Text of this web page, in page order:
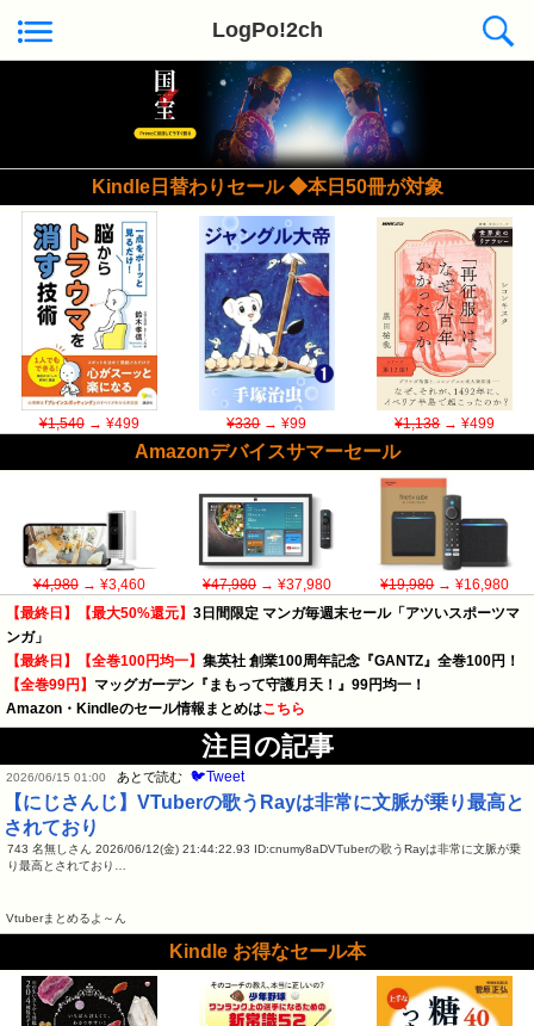
LogPo!2ch
Kindle日替わりセール ◆本日50冊が対象
¥1,540→ ¥499 ¥330→ ¥99 ¥1,138→ ¥499
Amazonデバイスサマーセール
¥4,980→ ¥3,460 ¥47,980→ ¥37,980 ¥19,980→ ¥16,980
【最終日】【最大50%還元】 3日間限定 マンガ毎週末セール「アツいスポーツマ
ンガ」
【最終日】【全巻100円均一】 集英社 創業100周年記念『GANTZ』全巻100円！
【全巻99円】 マッグガーデン『まもって守護月天！』99円均一！
Amazon・Kindleのセール情報まとめはこちら
注目の記事
2026/06/15 01:00 あとで読む 🐦Tweet
【にじさんじ】VTuberの歌うRayは非常に文脈が乗り最高と
されており
743 名無しさん 2026/06/12(金) 21:44:22.93 ID:cnumy8aDVTuberの歌うRayは非常に文脈が乗
り最高とされており…
Vtuberまとめるよ～ん
Kindle お得なセール本